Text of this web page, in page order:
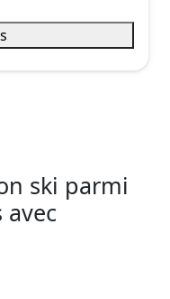
ski parmi